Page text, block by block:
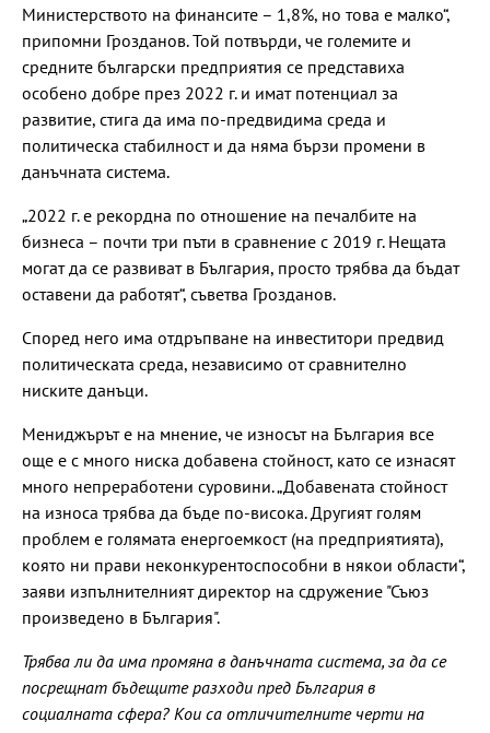
Министерството на финансите – 1,8%, но това е малко“,
припомни Грозданов. Той потвърди, че големите и
средните български предприятия се представиха
особено добре през 2022 г. и имат потенциал за
развитие, стига да има по-предвидима среда и
политическа стабилност и да няма бързи промени в
данъчната система.
„2022 г. е рекордна по отношение на печалбите на
бизнеса – почти три пъти в сравнение с 2019 г. Нещата
могат да се развиват в България, просто трябва да бъдат
оставени да работят“, съветва Грозданов.
Според него има отдръпване на инвеститори предвид
политическата среда, независимо от сравнително
ниските данъци.
Мениджърът е на мнение, че износът на България все
още е с много ниска добавена стойност, като се изнасят
много непреработени суровини. „Добавената стойност
на износа трябва да бъде по-висока. Другият голям
проблем е голямата енергоемкост (на предприятията),
която ни прави неконкурентоспособни в някои области“,
заяви изпълнителният директор на сдружение "Съюз
произведено в България".
Трябва ли да има промяна в данъчната система, за да се
посрещнат бъдещите разходи пред България в
социалната сфера? Кои са отличителните черти на